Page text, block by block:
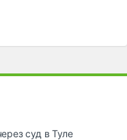
суд в Туле